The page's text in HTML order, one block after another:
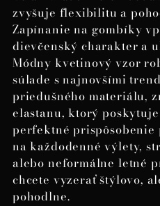
zvyšuje flexibilitu a
Zapínanie na gombíky
dievčenský charakter a
Módny kvetinový vzor
súlade s najnovšími
priedušného materiálu,
elastanu, ktorý
perfektné prispôsobenie
na každodenné výlety,
alebo neformálne letné
chcete vyzerať štýlovo,
pohodlne.